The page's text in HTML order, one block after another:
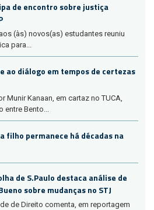
de encontro sobre justiça
(às) novos(as) estudantes reuniu
para...
ao diálogo em tempos de certezas
Munir Kanaan, em cartaz no TUCA,
entre Bento...
filho permanece há décadas na
de S.Paulo destaca análise de
sobre mudanças no STJ
de Direito comenta, em reportagem